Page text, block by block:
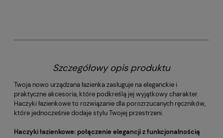
Szczegółowy opis produktu
Twoja nowo urządzana łazienka zasługuje na eleganckie i
praktyczne akcesoria, które podkreślą jej wyjątkowy charakter.
Haczyki łazienkowe to rozwiązanie dla porozrzucanych ręczników,
które jednocześnie dodaje stylu Twojej przestrzeni.
Haczyki łazienkowe: połączenie elegancji z funkcjonalnością